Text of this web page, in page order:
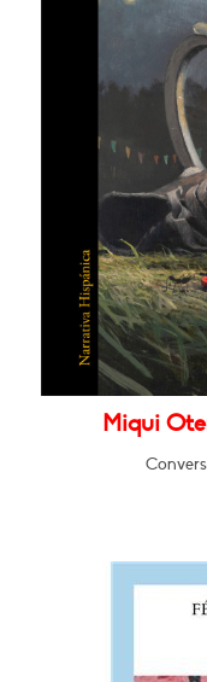
Miqui